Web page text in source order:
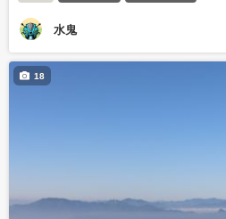
水鬼
18